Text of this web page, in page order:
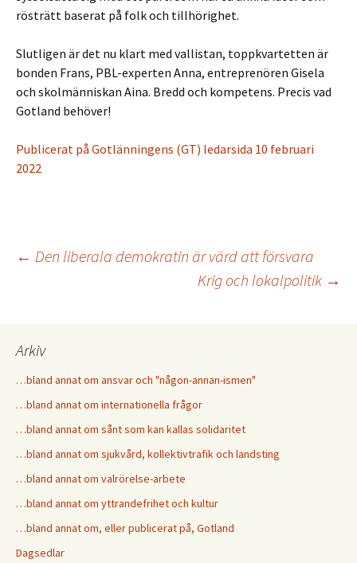
rösträtt baserat på folk och tillhörighet.
Slutligen är det nu klart med vallistan, toppkvartetten är
bonden Frans, PBL-experten Anna, entreprenören Gisela
och skolmänniskan Aina. Bredd och kompetens. Precis vad
Gotland behöver!
Publicerat på Gotlänningens (GT) ledarsida 10 februari
2022
Inläggsnavigering
← Den liberala demokratin är värd att försvara
Krig och lokalpolitik →
Arkiv
…bland annat om ansvar och "någon-annan-ismen"
…bland annat om internationella frågor
…bland annat om sånt som kan kallas solidaritet
…bland annat om sjukvård, kollektivtrafik och landsting
…bland annat om valrörelse-arbete
…bland annat om yttrandefrihet och kultur
…bland annat om, eller publicerat på, Gotland
Dagsedlar